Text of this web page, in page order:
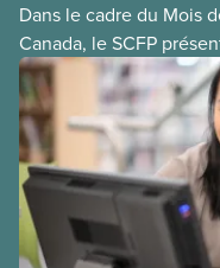
Dans le cadre du Mois
Canada, le SCFP
du Comité national sur
d’illustrer les
employé(e)s de
renforcement de la
leurs communautés.